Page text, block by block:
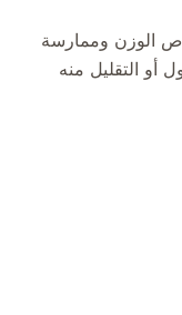
الوزن وممارسة
أو التقليل منه